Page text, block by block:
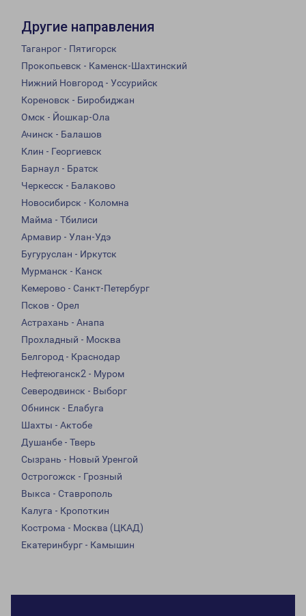
Другие направления
Таганрог - Пятигорск
Прокопьевск - Каменск-Шахтинский
Нижний Новгород - Уссурийск
Кореновск - Биробиджан
Омск - Йошкар-Ола
Ачинск - Балашов
Клин - Георгиевск
Барнаул - Братск
Черкесск - Балаково
Новосибирск - Коломна
Майма - Тбилиси
Армавир - Улан-Удэ
Бугуруслан - Иркутск
Мурманск - Канск
Кемерово - Санкт-Петербург
Псков - Орел
Астрахань - Анапа
Прохладный - Москва
Белгород - Краснодар
Нефтеюганск2 - Муром
Северодвинск - Выборг
Обнинск - Елабуга
Шахты - Актобе
Душанбе - Тверь
Сызрань - Новый Уренгой
Острогожск - Грозный
Выкса - Ставрополь
Калуга - Кропоткин
Кострома - Москва (ЦКАД)
Екатеринбург - Камышин